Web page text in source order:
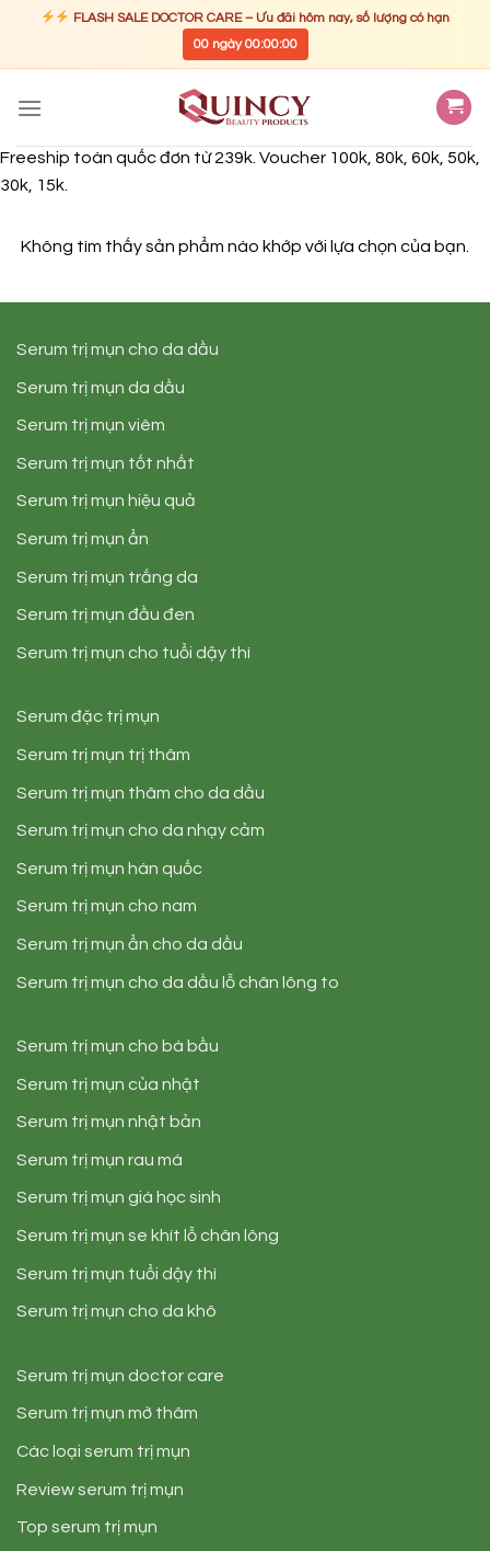
FLASH SALE DOCTOR CARE – Ưu đãi hôm nay, số lượng có hạn
00ngày00:00:00
Freeship toàn quốc đơn từ 239k. Voucher 100k, 80k, 60k, 50k,
30k, 15k.
Không tìm thấy sản phẩm nào khớp với lựa chọn của bạn.
Serum trị mụn cho da dầu
Serum trị mụn da dầu
Serum trị mụn viêm
Serum trị mụn tốt nhất
Serum trị mụn hiệu quả
Serum trị mụn ẩn
Serum trị mụn trắng da
Serum trị mụn đầu đen
Serum trị mụn cho tuổi dậy thì
Serum đặc trị mụn
Serum trị mụn trị thâm
Serum trị mụn thâm cho da dầu
Serum trị mụn cho da nhạy cảm
Serum trị mụn hàn quốc
Serum trị mụn cho nam
Serum trị mụn ẩn cho da dầu
Serum trị mụn cho da dầu lỗ chân lông to
Serum trị mụn cho bà bầu
Serum trị mụn của nhật
Serum trị mụn nhật bản
Serum trị mụn rau má
Serum trị mụn giá học sinh
Serum trị mụn se khít lỗ chân lông
Serum trị mụn tuổi dậy thì
Serum trị mụn cho da khô
Serum trị mụn doctor care
Serum trị mụn mờ thâm
Các loại serum trị mụn
Review serum trị mụn
Top serum trị mụn